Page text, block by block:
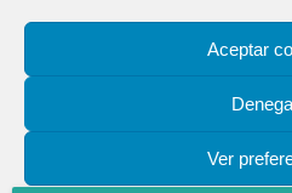
Aceptar
Ver
Copyright 2018-2026 Fundación